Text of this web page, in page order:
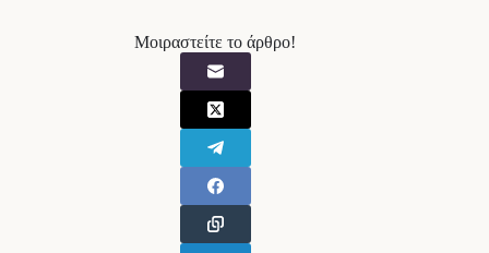
Μοιραστείτε το άρθρο!